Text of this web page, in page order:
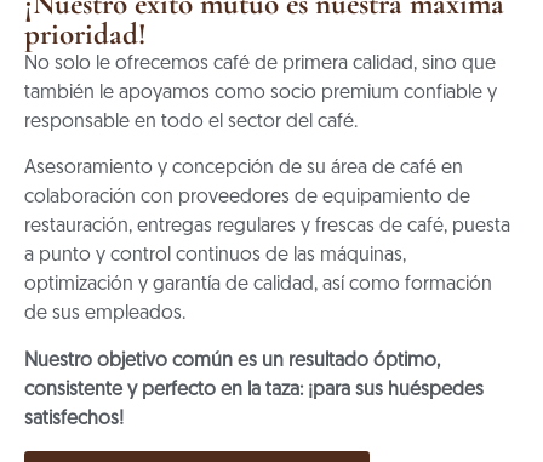
prioridad!
No solo le ofrecemos café de primera calidad, sino que
también le apoyamos como socio premium confiable y
responsable en todo el sector del café.
Asesoramiento y concepción de su área de café en
colaboración con proveedores de equipamiento de
restauración, entregas regulares y frescas de café, puesta
a punto y control continuos de las máquinas,
optimización y garantía de calidad, así como formación
de sus empleados.
Nuestro objetivo común es un resultado óptimo,
consistente y perfecto en la taza: ¡para sus huéspedes
satisfechos!